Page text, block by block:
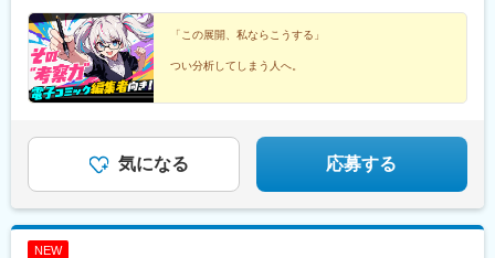
「この展開、私ならこうする」
つい分析してしまう人へ。
その"感覚"が、
ヒットを生み出す力になります。
好きを武器に、
気になる 応募する
NEW